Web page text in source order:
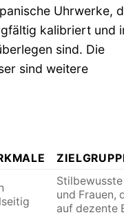
Uhrwerke,
kalibriert und
sind. Die
sind weitere
und Frauen,
auf dezente